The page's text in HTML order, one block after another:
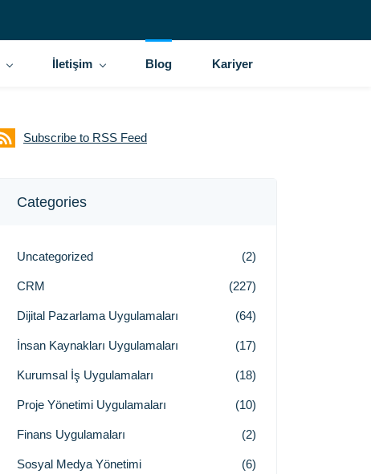
İletişim Blog Kariyer
Subscribe to RSS Feed
Categories
Uncategorized (2)
CRM (227)
Dijital Pazarlama Uygulamaları (64)
İnsan Kaynakları Uygulamaları (17)
Kurumsal İş Uygulamaları (18)
Proje Yönetimi Uygulamaları (10)
Finans Uygulamaları (2)
Sosyal Medya Yönetimi (6)